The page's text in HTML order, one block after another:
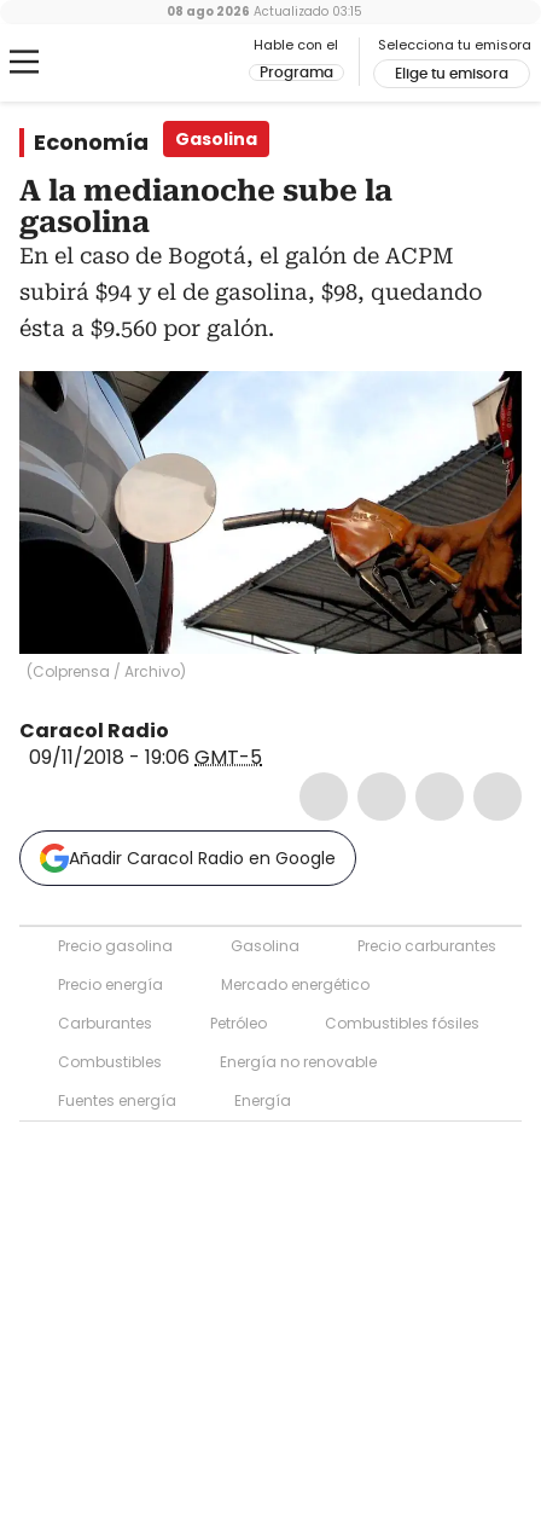
Hable con el
Programa
Selecciona tu emisora
Elige tu emisora
08 ago 2026 Actualizado 03:15
Economía Gasolina
A la medianoche sube la
gasolina
En el caso de Bogotá, el galón de ACPM
subirá $94 y el de gasolina, $98, quedando
ésta a $9.560 por galón.
(Colprensa / Archivo)
Caracol Radio
09/11/2018 - 19:06 GMT-5
Añadir Caracol Radio en Google
Precio gasolina Gasolina
Precio carburantes
Precio energía
Mercado energético
Carburantes
Petróleo
Combustibles fósiles
Combustibles
Energía no renovable
Fuentes energía
Energía